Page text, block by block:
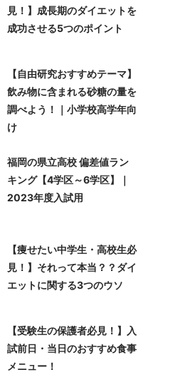
見！】成長期のダイエットを
成功させる5つのポイント
【自由研究おすすめテーマ】
飲み物に含まれる砂糖の量を
調べよう！｜小学校高学年向
け
福岡の県立高校 偏差値ラン
キング【4学区～6学区】｜
2023年度入試用
【痩せたい中学生・高校生必
見！】それって本当？？ダイ
エットに関する3つのウソ
【受験生の保護者必見！】入
試前日・当日のおすすめ食事
メニュー！